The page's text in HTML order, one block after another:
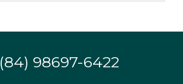
(84) 98697-6422